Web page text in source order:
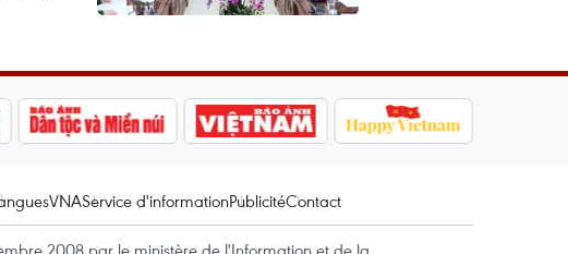
VNAService d'informationPublicitéContact
2008 par le ministère de l'Information et de la